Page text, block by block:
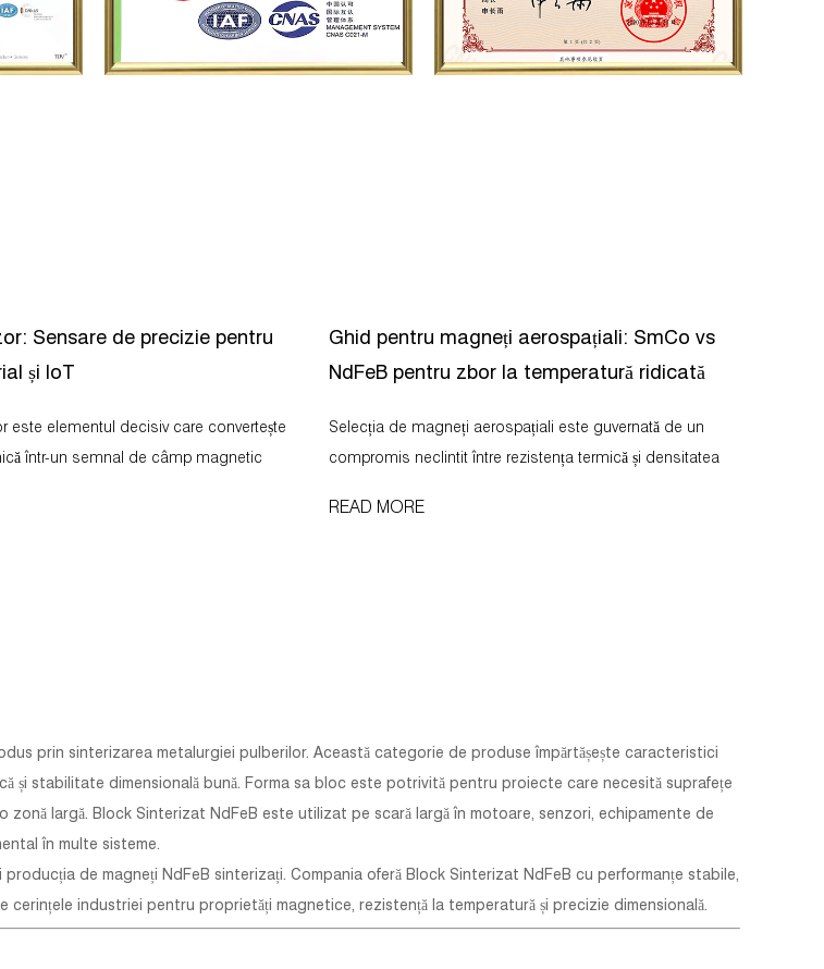
Sensare de precizie pentru
și IoT
într-un semnal de câmp magnetic
de măsurare a poziției, vitezei și
Ghid pentru magneți aerospațiali: SmCo vs
NdFeB pentru zbor la temperatură ridicată
Selecția de magneți aerospațiali este guvernată de un
compromis neclintit între rezistența termică și densitatea
aplicațiile în compartimentul motorului și în spațiul profund,
READ MORE
prin sinterizarea metalurgiei pulberilor. Această categorie de produse împărtășește caracteristici
și stabilitate dimensională bună. Forma sa bloc este potrivită pentru proiecte care necesită suprafețe
largă. Block Sinterizat NdFeB este utilizat pe scară largă în motoare, senzori, echipamente de
în multe sisteme.
de magneți NdFeB sinterizați. Compania oferă Block Sinterizat NdFeB cu performanțe stabile,
industriei pentru proprietăți magnetice, rezistență la temperatură și precizie dimensională.